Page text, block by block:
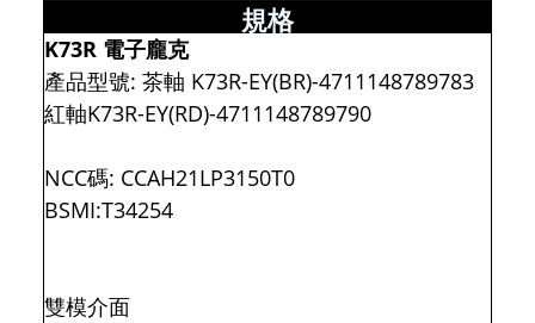
規格
K73R 電子龐克
產品型號: 茶軸 K73R-EY(BR)-4711148789783
紅軸K73R-EY(RD)-4711148789790
NCC碼: CCAH21LP3150T0
BSMI:T34254
雙模介面